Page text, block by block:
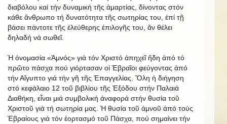
διαβόλου καί τήν δυναμική τῆς ἁμαρτίας, δίνοντας στόν
κάθε ἄνθρωπο τή δυνατότητα τῆς σωτηρίας του, ἐπί τῇ
βάσει πάντοτε τῆς ἐλεύθερης ἐπιλογῆς του, ἄν θέλει
δηλαδή νά σωθεῖ.
Ἡ ὀνομασία «Ἀμνός» γιά τόν Χριστό ἀπηχεῖ ἤδη ἀπό τό
πρῶτο πάσχα πού γιόρτασαν οἱ Ἑβραῖοι φεύγοντας ἀπό
τήν Αἴγυπτο γιά τήν γῆ τῆς Ἐπαγγελίας. Ὅλη ἡ διήγηση
στό κεφάλαιο 12 τοῦ βιβλίου τῆς Ἐξόδου στήν Παλαιά
Διαθήκη, εἶναι μιά συμβολική ἀναφορά στήν θυσία τοῦ
Χριστοῦ γιά τή σωτηρία μας. Ἡ θυσία τοῦ ἀμνοῦ ἀπό τούς
Ἑβραίους γιά τόν ἑορτασμό τοῦ Πάσχα, πού σημαίνει τήν